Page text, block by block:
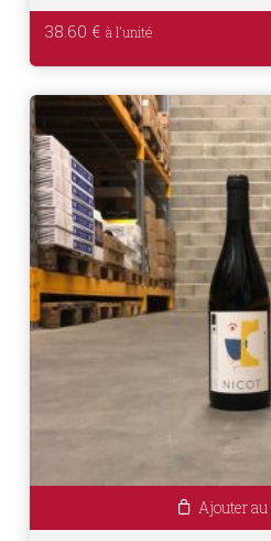
38.60 €
Ajouter